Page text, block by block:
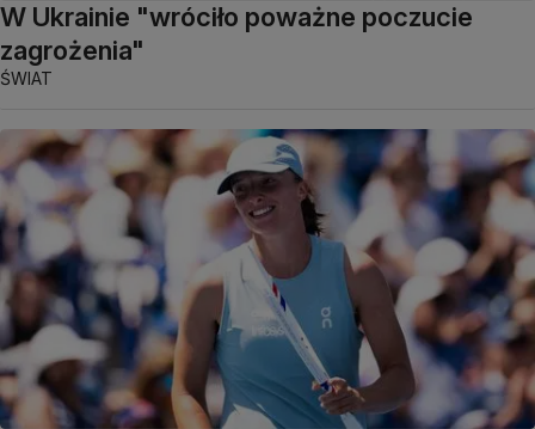
W Ukrainie "wróciło poważne poczucie
zagrożenia"
ŚWIAT